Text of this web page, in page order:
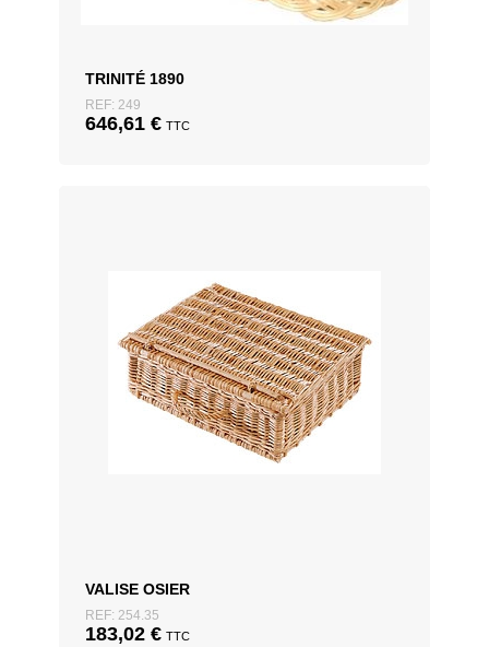
TRINITÉ 1890
REF: 249
646,61 € TTC
VALISE OSIER
REF: 254.35
183,02 € TTC